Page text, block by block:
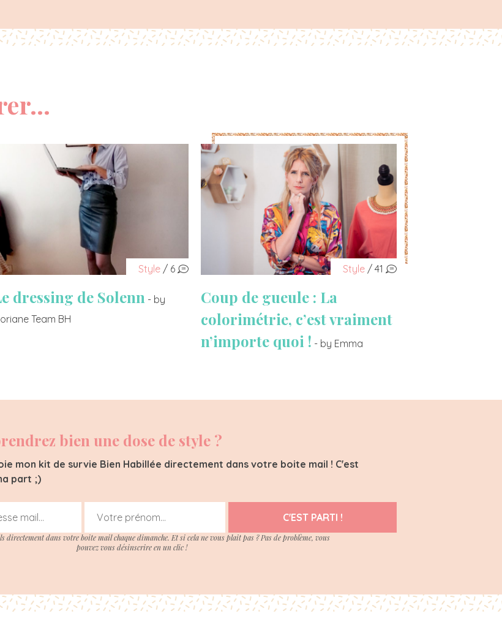
Style / 6
dressing de Solenn - by
Team BH
Style / 41
Coup de gueule : La
colorimétrie, c’est vraiment
n’importe quoi ! - by Emma
bien une dose de style ?
mon kit de survie Bien Habillée directement dans votre boite mail ! C'est
part ;)
C'EST PARTI !
directement dans votre boite mail chaque dimanche. Et si cela ne vous plait pas ? Pas de problème, vous
pouvez vous désinscrire en un clic !